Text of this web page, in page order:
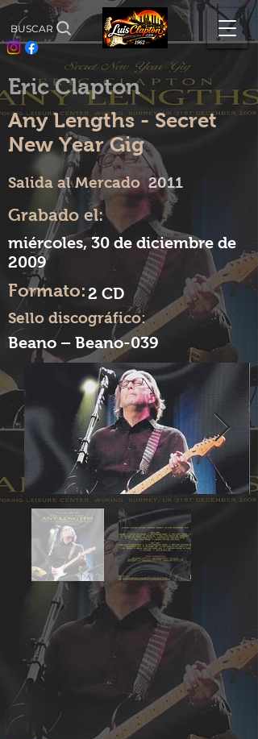
BUSCAR
Eric Clapton
Any Lengths - Secret
New Year Gig
Salida al Mercado 2011
Grabado el:
miércoles, 30 de diciembre de
2009
Formato:2 CD
Sello discográfico:
Beano – Beano-039